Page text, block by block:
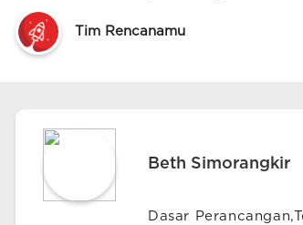
Tim Rencanamu
Beth Simorangkir
Dasar